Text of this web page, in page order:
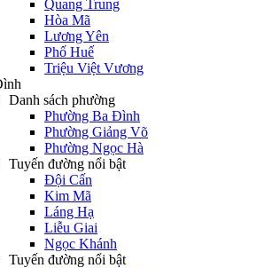
Quang Trung
Hòa Mã
Lương Yên
Phố Huế
Triệu Việt Vương
Danh sách phường
Phường Ba Đình
Phường Giảng Võ
Phường Ngọc Hà
Tuyến đường nổi bật
Đội Cấn
Kim Mã
Láng Hạ
Liễu Giai
Ngọc Khánh
Tuyến đường nổi bật